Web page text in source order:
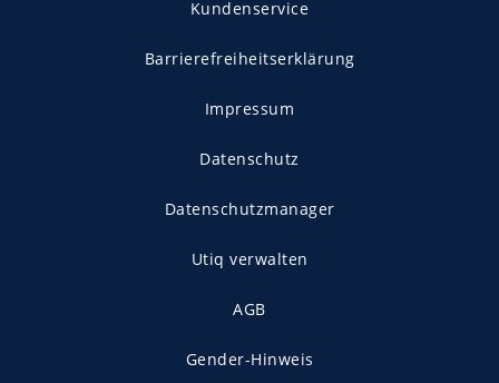
Kundenservice
Barrierefreiheitserklärung
Impressum
Datenschutz
Datenschutzmanager
Utiq verwalten
AGB
Gender-Hinweis